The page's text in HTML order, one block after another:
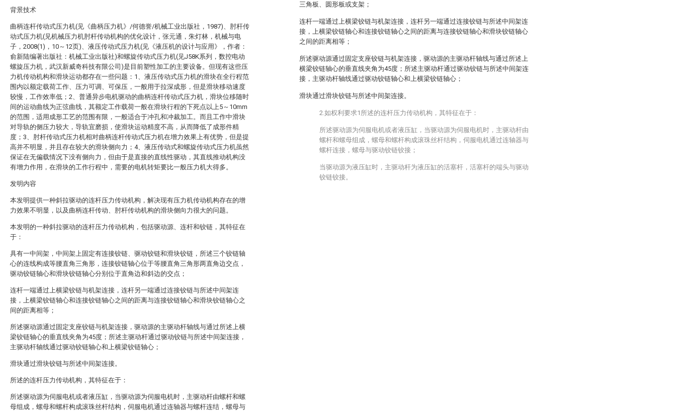
背景技术
曲柄连杆传动式压力机(见《曲柄压力机》/何德誉/机械工业出版社，1987)、肘杆传
动式压力机(见机械压力机肘杆传动机构的优化设计，张元通，朱灯林，机械与电
子，2008(1)，10～12页)、液压传动式压力机(见《液压机的设计与应用》，作者：
俞新陆编著出版社：机械工业出版社)和螺旋传动式压力机(见J58K系列，数控电动
螺旋压力机，武汉新威奇科技有限公司)是目前塑性加工的主要设备。但现有这些压
力机传动机构和滑块运动都存在一些问题：1、液压传动式压力机的滑块在全行程范
围内以额定载荷工作、压力可调、可保压，一般用于拉深成形，但是滑块移动速度
较慢，工作效率低；2、普通异步电机驱动的曲柄连杆传动式压力机，滑块位移随时
间的运动曲线为正弦曲线，其额定工作载荷一般在滑块行程的下死点以上5～10mm
的范围，适用成形工艺的范围有限，一般适合于冲孔和冲裁加工。而且工作中滑块
对导轨的侧压力较大，导轨宜磨损，使滑块运动精度不高，从而降低了成形件精
度；3、肘杆传动式压力机相对曲柄连杆传动式压力机在增力效果上有优势，但是提
高并不明显，并且存在较大的滑块侧向力；4、液压传动式和螺旋传动式压力机虽然
保证在无偏载情况下没有侧向力，但由于是直接的直线性驱动，其直线推动机构没
有增力作用，在滑块的工作行程中，需要的电机转矩要比一般压力机大得多。
发明内容
本发明提供一种斜拉驱动的连杆压力传动机构，解决现有压力机传动机构存在的增
力效果不明显，以及曲柄连杆传动、肘杆传动机构的滑块侧向力很大的问题。
本发明的一种斜拉驱动的连杆压力传动机构，包括驱动源、连杆和铰链，其特征在
于：
具有一中间架，中间架上固定有连接铰链、驱动铰链和滑块铰链，所述三个铰链轴
心的连线构成等腰直角三角形，连接铰链轴心位于等腰直角三角形两直角边交点，
驱动铰链轴心和滑块铰链轴心分别位于直角边和斜边的交点；
连杆一端通过上横梁铰链与机架连接，连杆另一端通过连接铰链与所述中间架连
接，上横梁铰链轴心和连接铰链轴心之间的距离与连接铰链轴心和滑块铰链轴心之
间的距离相等；
所述驱动源通过固定支座铰链与机架连接，驱动源的主驱动杆轴线与通过所述上横
梁铰链轴心的垂直线夹角为45度；所述主驱动杆通过驱动铰链与所述中间架连接，
主驱动杆轴线通过驱动铰链轴心和上横梁铰链轴心；
滑块通过滑块铰链与所述中间架连接。
所述的连杆压力传动机构，其特征在于：
所述驱动源为伺服电机或者液压缸，当驱动源为伺服电机时，主驱动杆由螺杆和螺
母组成，螺母和螺杆构成滚珠丝杆结构，伺服电机通过连轴器与螺杆连结，螺母与
三角板、圆形板或支架；
连杆一端通过上横梁铰链与机架连接，连杆另一端通过连接铰链与所述中间架连
接，上横梁铰链轴心和连接铰链轴心之间的距离与连接铰链轴心和滑块铰链轴心
之间的距离相等；
所述驱动源通过固定支座铰链与机架连接，驱动源的主驱动杆轴线与通过所述上
横梁铰链轴心的垂直线夹角为45度；所述主驱动杆通过驱动铰链与所述中间架连
接，主驱动杆轴线通过驱动铰链轴心和上横梁铰链轴心；
滑块通过滑块铰链与所述中间架连接。
2.如权利要求1所述的连杆压力传动机构，其特征在于：
所述驱动源为伺服电机或者液压缸，当驱动源为伺服电机时，主驱动杆由
螺杆和螺母组成，螺母和螺杆构成滚珠丝杆结构，伺服电机通过连轴器与
螺杆连接，螺母与驱动铰链铰接；
当驱动源为液压缸时，主驱动杆为液压缸的活塞杆，活塞杆的端头与驱动
铰链铰接。